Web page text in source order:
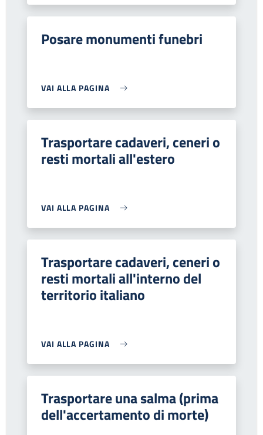
Posare monumenti funebri
VAI ALLA PAGINA
Trasportare cadaveri, ceneri o
resti mortali all'estero
VAI ALLA PAGINA
Trasportare cadaveri, ceneri o
resti mortali all'interno del
territorio italiano
VAI ALLA PAGINA
Trasportare una salma (prima
dell'accertamento di morte)